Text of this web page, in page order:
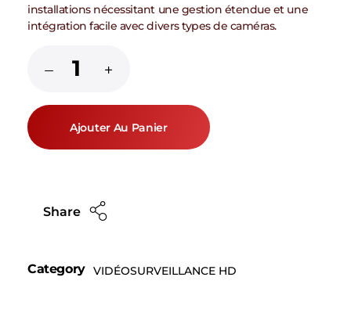
installations nécessitant une gestion étendue et une
intégration facile avec divers types de caméras.
Ajouter Au Panier
Share
Category VIDÉOSURVEILLANCE HD